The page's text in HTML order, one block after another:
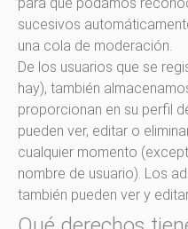
sucesivos
una cola de moderación.
De los usuarios que se
hay), también
proporcionan en su perfil
pueden ver, editar o
cualquier momento
nombre de usuario). Los
también pueden ver y